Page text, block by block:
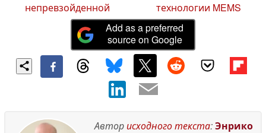
непревзойденной
технологии MEMS
Add as a preferred
source on Google
Авторисходного текста:Энрико